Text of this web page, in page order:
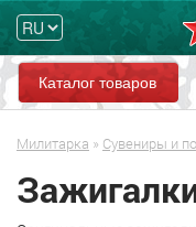
Каталог товаров
Милитарка » Сувениры и